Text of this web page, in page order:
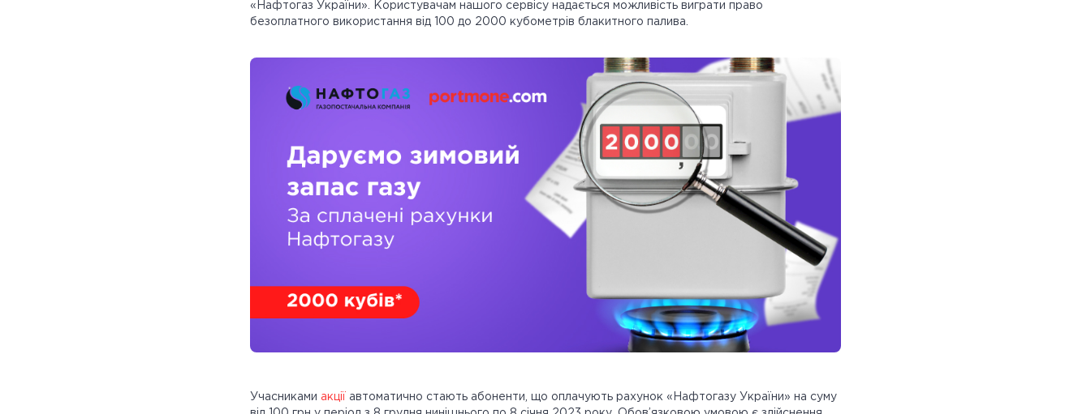
«Нафтогаз України». Користувачам нашого сервісу надається можливість виграти право
безоплатного використання від 100 до 2000 кубометрів блакитного палива.
Учасниками акції
автоматично стають абоненти, що оплачують рахунок «Нафтогазу України» на суму